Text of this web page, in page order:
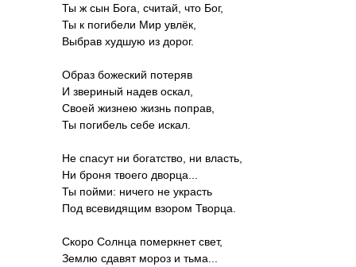
Ты ж сын Бога, считай, что Бог,
Ты к погибели Мир увлёк,
Выбрав худшую из дорог.
Образ божеский потеряв
И звериный надев оскал,
Своей жизнею жизнь поправ,
Ты погибель себе искал.
Не спасут ни богатство, ни власть,
Ни броня твоего дворца...
Ты пойми: ничего не украсть
Под всевидящим взором Творца.
Скоро Солнца померкнет свет,
Землю сдавят мороз и тьма...